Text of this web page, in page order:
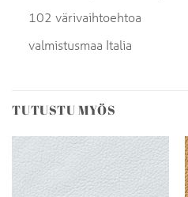
102 värivaihtoehtoa
valmistusmaa Italia
TUTUSTU MYÖS